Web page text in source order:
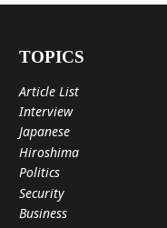
TOPICS
Article List
Interview
Japanese
Hiroshima
Politics
Security
Business